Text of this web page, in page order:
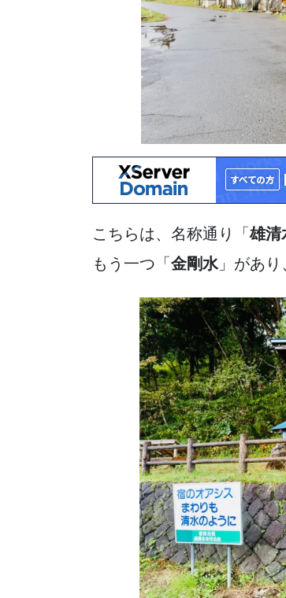
こちらは、名称通り「雄清
もう一つ「 金剛水」があり